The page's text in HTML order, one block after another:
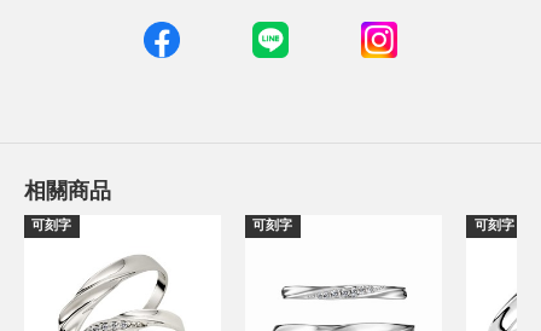
相關商品
可刻字 可刻字 可刻字